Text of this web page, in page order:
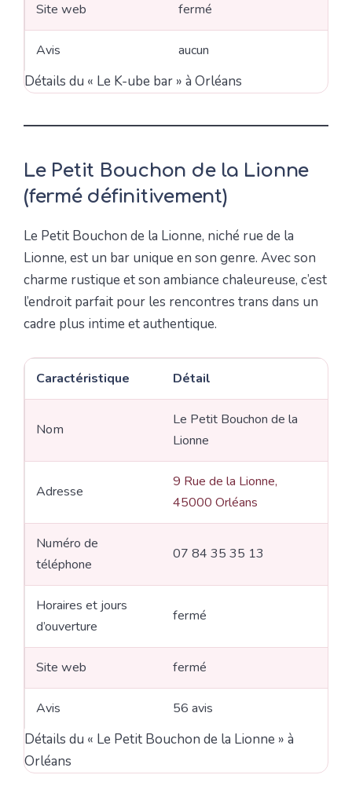
Site web fermé
Avis aucun
Détails du « Le K-ube bar » à Orléans
Le Petit Bouchon de la Lionne
(fermé définitivement)
Le Petit Bouchon de la Lionne, niché rue de la
Lionne, est un bar unique en son genre. Avec son
charme rustique et son ambiance chaleureuse, c’est
l’endroit parfait pour les rencontres trans dans un
cadre plus intime et authentique.
Caractéristique Détail
Nom
Le Petit Bouchon de la
Lionne
Adresse
9 Rue de la Lionne,
45000 Orléans
Numéro de
téléphone
07 84 35 35 13
Horaires et jours
d’ouverture
fermé
Site web fermé
Avis 56 avis
Détails du « Le Petit Bouchon de la Lionne » à
Orléans